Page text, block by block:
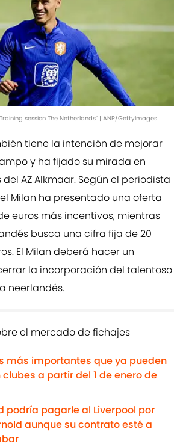
session The Netherlands" | ANP/GettyImages
tiene la intención de mejorar
y ha fijado su mirada en
del AZ Alkmaar. Según el periodista
Milan ha presentado una oferta
euros más incentivos, mientras
busca una cifra fija de 20
El Milan deberá hacer un
la incorporación del talentoso
neerlandés.
el mercado de fichajes
más importantes que ya pueden
a partir del 1 de enero de
podría pagarle al Liverpool por
aunque su contrato esté a